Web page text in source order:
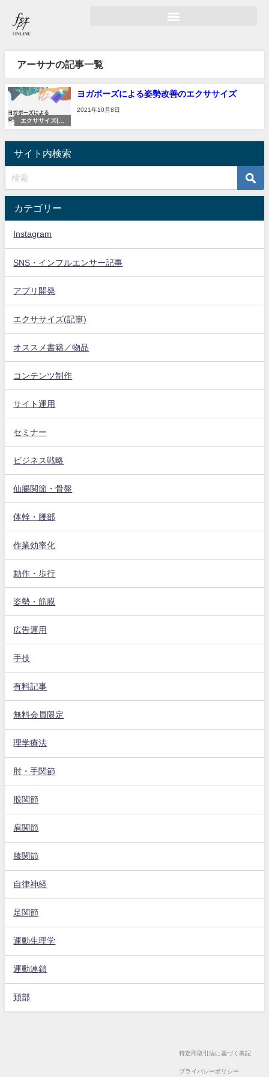
アーサナの記事一覧
エクササイズ(記
事)
ヨガポーズによる姿勢改善のエクササイズ
2021年10月8日
サイト内検索
カテゴリー
Instagram
SNS・インフルエンサー記事
アプリ開発
エクササイズ(記事)
オススメ書籍／物品
コンテンツ制作
サイト運用
セミナー
ビジネス戦略
仙腸関節・骨盤
体幹・腰部
作業効率化
動作・歩行
姿勢・筋膜
広告運用
手技
有料記事
無料会員限定
理学療法
肘・手関節
股関節
肩関節
膝関節
自律神経
足関節
運動生理学
運動連鎖
頚部
特定商取引法に基づく表記
プライバシーポリシー